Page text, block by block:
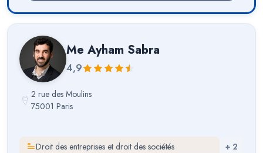
Me Ayham Sabra
4,9
2 rue des Moulins
75001 Paris
Droit des entreprises et droit des sociétés + 2